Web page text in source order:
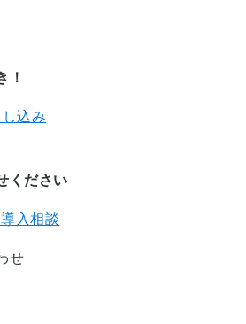
！
込み
ください
入相談
せ